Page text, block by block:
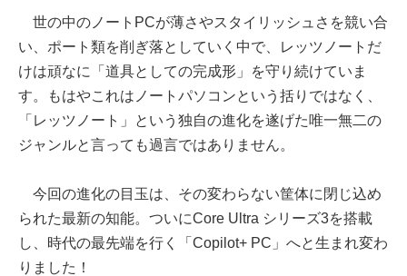
世の中のノートPCが薄さやスタイリッシュさを競い合
い、ポート類を削ぎ落としていく中で、レッツノートだ
けは頑なに「道具としての完成形」を守り続けていま
す。もはやこれはノートパソコンという括りではなく、
「レッツノート」という独自の進化を遂げた唯一無二の
ジャンルと言っても過言ではありません。
今回の進化の目玉は、その変わらない筐体に閉じ込め
られた最新の知能。ついにCore Ultra シリーズ3を搭載
し、時代の最先端を行く「Copilot+ PC」へと生まれ変わ
りました！